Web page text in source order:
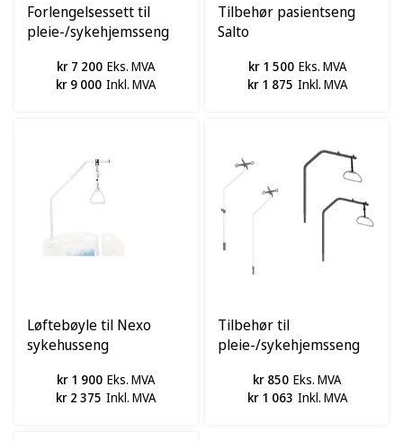
Forlengelsessett til
pleie-/sykehjemsseng
kr 7 200 Eks. MVA
kr 9 000 Inkl. MVA
Tilbehør pasientseng
Salto
kr 1 500 Eks. MVA
kr 1 875 Inkl. MVA
Løftebøyle til Nexo
sykehusseng
kr 1 900 Eks. MVA
kr 2 375 Inkl. MVA
Tilbehør til
pleie-/sykehjemsseng
kr 850 Eks. MVA
kr 1 063 Inkl. MVA